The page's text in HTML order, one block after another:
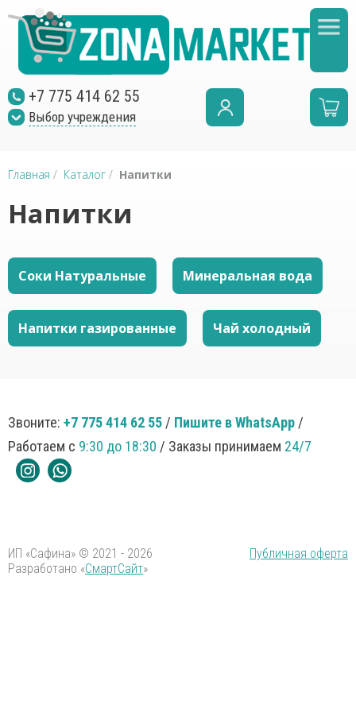
+7 775 414 62 55
Выбор учреждения
Главная / Каталог / Напитки
Напитки
Соки Натуральные Минеральная вода
Напитки газированные Чай холодный
Звоните: +7 775 414 62 55 / Пишите в WhatsApp /
Работаем с 9:30 до 18:30 / Заказы принимаем 24/7
ИП «Сафина» © 2021 - 2026
Публичная оферта
Разработано «СмартСайт»